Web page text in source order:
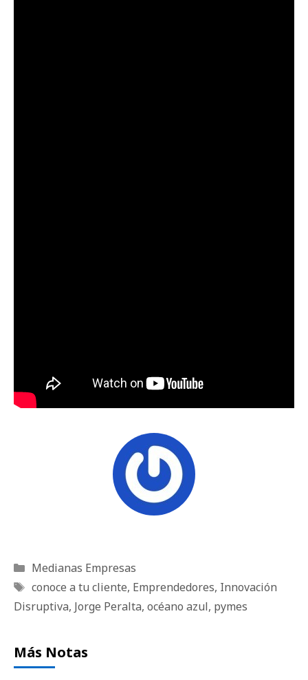
Categorías
Medianas Empresas
Etiquetas
conoce a tu cliente, Emprendedores, Innovación
Disruptiva, Jorge Peralta, océano azul, pymes
Más Notas